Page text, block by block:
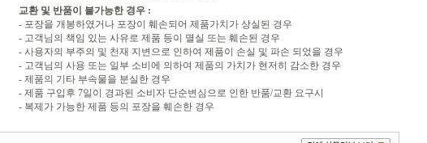
교환 및 반품이 불가능한 경우 :
- 포장을 개봉하였거나 포장이 훼손되어 제품가치가 상실된 경우
- 고객님의 책임 있는 사유로 제품 등이 멸실 또는 훼손된 경우
- 사용자의 부주의 및 천재 지변으로 인하여 제품이 손실 및 파손 되었을 경우
- 고객님의 사용 또는 일부 소비에 의하여 제품의 가치가 현저히 감소한 경우
- 제품의 기타 부속물을 분실한 경우
- 제품 구입후 7일이 경과된 소비자 단순변심으로 인한 반품/교환 요구시
- 복제가 가능한 제품 등의 포장을 훼손한 경우